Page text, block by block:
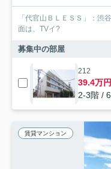
「代官山ＢＬＥＳＳ」：渋
面は、TVイ?
募集中の部屋
212
39.4万円
2-3階 /
賃貸マンション